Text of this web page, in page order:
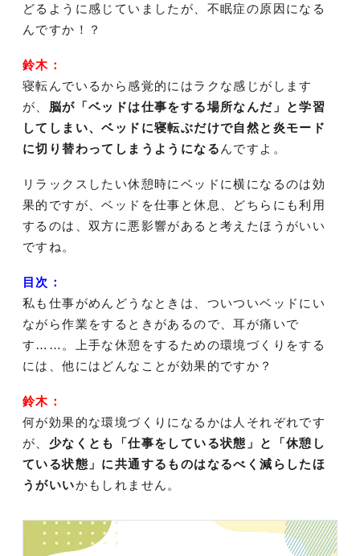
どるように感じていましたが、不眠症の原因になる
んですか！？
鈴木：
寝転んでいるから感覚的にはラクな感じがします
が、 脳が「ベッドは仕事をする場所なんだ」と学習
してしまい、ベッドに寝転ぶだけで自然と炎モード
に切り替わってしまうようになる んですよ。
リラックスしたい休憩時にベッドに横になるのは効
果的ですが、ベッドを仕事と休息、どちらにも利用
するのは、双方に悪影響があると考えたほうがいい
ですね。
目次：
私も仕事がめんどうなときは、ついついベッドにい
ながら作業をするときがあるので、耳が痛いで
す……。上手な休憩をするための環境づくりをする
には、他にはどんなことが効果的ですか？
鈴木：
何が効果的な環境づくりになるかは人それぞれです
が、 少なくとも「仕事をしている状態」と「休憩し
ている状態」に共通するものはなるべく減らしたほ
うがいいかもしれません。